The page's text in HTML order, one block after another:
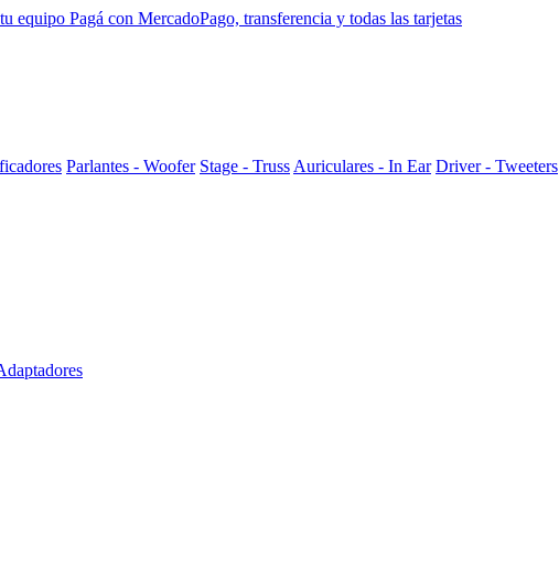
equipo Pagá con MercadoPago, transferencia y todas las tarjetas
Parlantes - Woofer Stage - Truss Auriculares - In Ear Driver - Tweeters